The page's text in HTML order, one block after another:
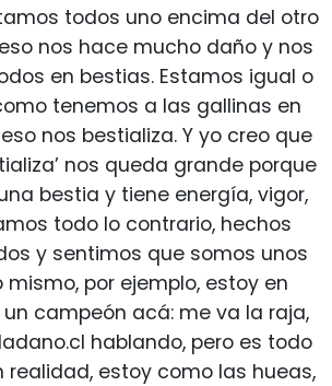
todos uno encima del otro
nos hace mucho daño y nos
en bestias. Estamos igual o
tenemos a las gallinas en
nos bestializa. Y yo creo que
nos queda grande porque
bestia y tiene energía, vigor,
todo lo contrario, hechos
y sentimos que somos unos
mismo, por ejemplo, estoy en
campeón acá: me va la raja,
hablando, pero es todo
realidad, estoy como las hueas,